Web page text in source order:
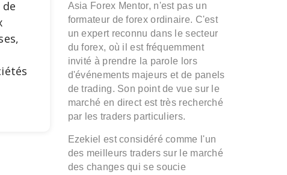
Asia Forex Mentor, n'est pas un
formateur de forex ordinaire. C'est
un expert reconnu dans le secteur
du forex, où il est fréquemment
invité à prendre la parole lors
d'événements majeurs et de panels
de trading. Son point de vue sur le
marché en direct est très recherché
par les traders particuliers.
Ezekiel est considéré comme l'un
des meilleurs traders sur le marché
des changes qui se soucie